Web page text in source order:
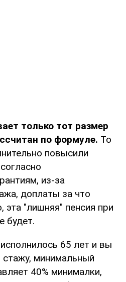
только тот размер
по формуле. То
повысили
из-за
доплаты за что
эта "лишняя" пенсия при
будет.
65 лет и вы
минимальный
40% минималки,